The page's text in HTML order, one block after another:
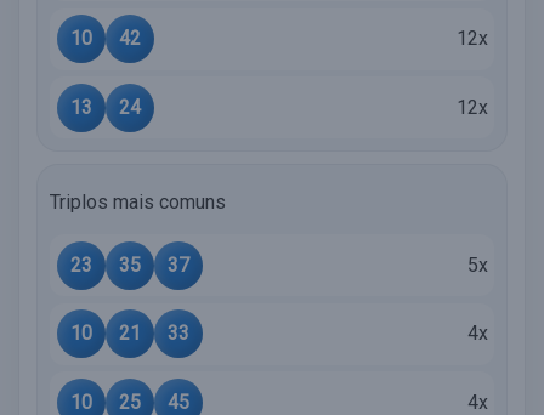
10 42 12x
13 24 12x
Triplos mais comuns
23 35 37 5x
10 21 33 4x
10 25 45 4x